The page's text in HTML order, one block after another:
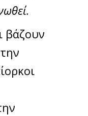
βάζουν